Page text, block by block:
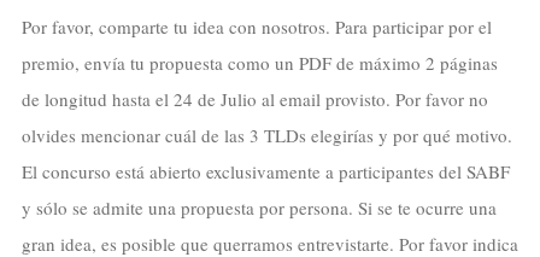
Por favor, comparte tu idea con nosotros. Para participar por el
premio, envía tu propuesta como un PDF de máximo 2 páginas
de longitud hasta el 24 de Julio al email provisto. Por favor no
olvides mencionar cuál de las 3 TLDs elegirías y por qué motivo.
El concurso está abierto exclusivamente a participantes del SABF
y sólo se admite una propuesta por persona. Si se te ocurre una
gran idea, es posible que querramos entrevistarte. Por favor indica